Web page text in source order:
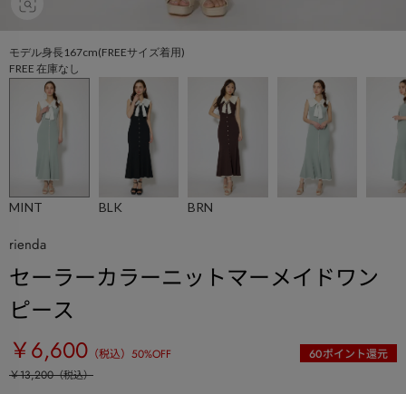
モデル身長167cm(FREEサイズ着用)
FREE 在庫なし
MINT BLK BRN
rienda
セーラーカラーニットマーメイドワン
ピース
￥6,600 （税込） 50%OFF 60ポイント還元
￥13,200（税込）